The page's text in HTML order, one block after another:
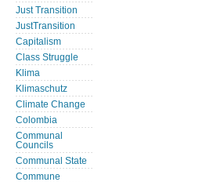
Just Transition
JustTransition
Capitalism
Class Struggle
Klima
Klimaschutz
Climate Change
Colombia
Communal
Councils
Communal State
Commune